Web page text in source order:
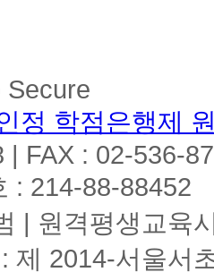
Secure
정 학점은행제
| FAX : 02-536-
: 214-88-88452
| 원격평생교육
제 2014-서울서